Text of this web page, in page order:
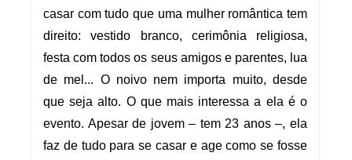
casar com tudo que uma mulher romântica tem
direito: vestido branco, cerimônia religiosa,
festa com todos os seus amigos e parentes, lua
de mel... O noivo nem importa muito, desde
que seja alto. O que mais interessa a ela é o
evento. Apesar de jovem – tem 23 anos –, ela
faz de tudo para se casar e age como se fosse